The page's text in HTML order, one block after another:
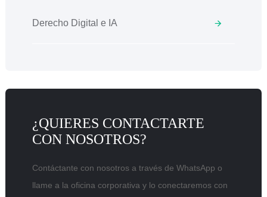
Derecho Digital e IA
¿QUIERES CONTACTARTE
CON NOSOTROS?
Contáctante con nosotros a través de WhatsApp o
llame a la oficina corporativa y lo conectaremos con